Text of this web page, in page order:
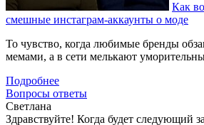
Как
смешные инстаграм-аккаунты о моде
То чувство, когда любимые бренды
мемами, а в сети мелькают
Подробнее
Вопросы ответы
Светлана
Здравствуйте! Когда будет следующий